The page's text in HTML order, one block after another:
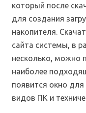
который после
для создания
накопителя.
сайта системы, в
несколько, можно
наиболее
появится окно
видов ПК и